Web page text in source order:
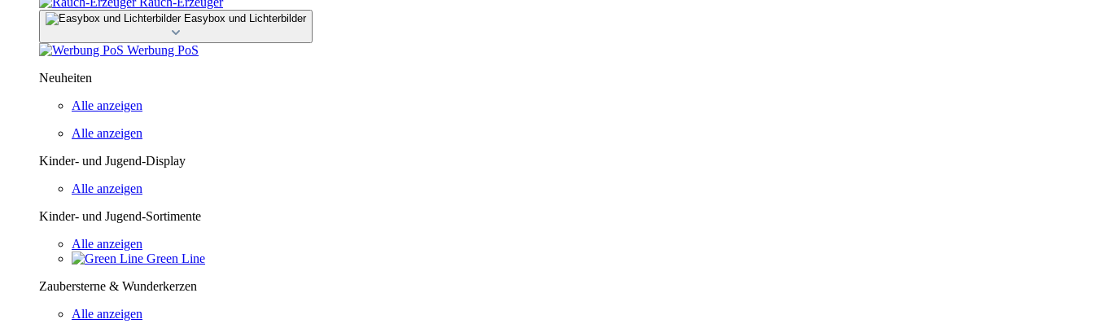
Easybox und Lichterbilder
Werbung PoS
Neuheiten
Alle anzeigen
Alle anzeigen
Kinder- und Jugend-Display
Alle anzeigen
Kinder- und Jugend-Sortimente
Alle anzeigen
Green Line
Zaubersterne & Wunderkerzen
Alle anzeigen